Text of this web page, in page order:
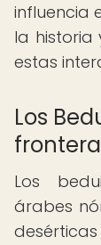
influencia
la
estas
Los
Los
árabes